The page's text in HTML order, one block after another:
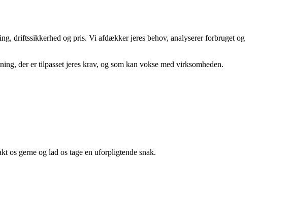
driftssikkerhed og pris. Vi afdækker jeres behov, analyserer forbruget og
der er tilpasset jeres krav, og som kan vokse med virksomheden.
os gerne og lad os tage en uforpligtende snak.